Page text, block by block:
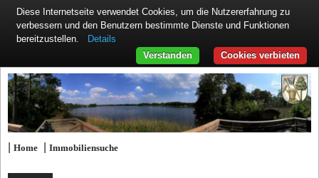
|Home |Immobiliensuche
Diese Internetseite verwendet Cookies, um die Nutzererfahrung zu
verbessern und den Benutzern bestimmte Dienste und Funktionen
bereitzustellen.
Details
Cookies verbieten
Verstanden